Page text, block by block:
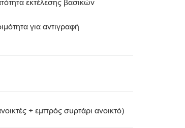
εκτέλεσης βασικών
για αντιγραφή
+ εμπρός συρτάρι ανοικτό)